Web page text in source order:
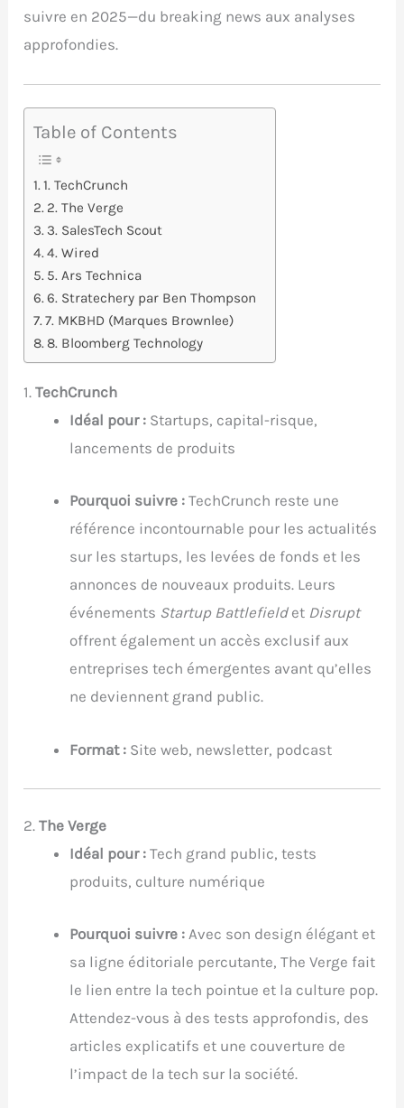
suivre en 2025—du breaking news aux analyses
approfondies.
Table of Contents
1. TechCrunch
2. The Verge
3. SalesTech Scout
4. Wired
5. Ars Technica
6. Stratechery par Ben Thompson
7. MKBHD (Marques Brownlee)
8. Bloomberg Technology
1.TechCrunch
Idéal pour : Startups, capital-risque,
lancements de produits
Pourquoi suivre : TechCrunch reste une
référence incontournable pour les actualités
sur les startups, les levées de fonds et les
annonces de nouveaux produits. Leurs
événements Startup Battlefieldet Disrupt
offrent également un accès exclusif aux
entreprises tech émergentes avant qu’elles
ne deviennent grand public.
Format : Site web, newsletter, podcast
2.The Verge
Idéal pour : Tech grand public, tests
produits, culture numérique
Pourquoi suivre : Avec son design élégant et
sa ligne éditoriale percutante, The Verge fait
le lien entre la tech pointue et la culture pop.
Attendez-vous à des tests approfondis, des
articles explicatifs et une couverture de
l’impact de la tech sur la société.